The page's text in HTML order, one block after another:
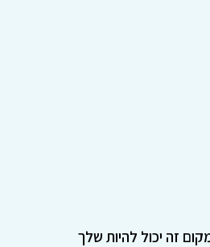
זה יכול להיות שלך